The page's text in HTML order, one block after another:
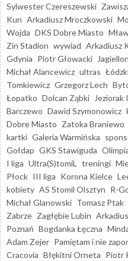
Sylwester Czereszewski
Kun Arkadiusz Mroczkowski
Wojda DKS Dobre Miasto
Zin Stadion wywiad Arkadiusz
Gdynia Piotr Głowacki
Michał Alancewicz ultras
Tomkiewicz Grzegorz Lech
Łopatko Dolcan Ząbki Jeziorak
Barczewo Dawid Szymonowicz
Dobre Miasto Zatoka Braniewo
kartki Galeria Warmińska
Gołdap GKS Stawiguda
I liga Ultra(S)tomiL treningi
Płock III liga Korona Kielce
kobiety AS Stomil Olsztyn R-
Michał Glanowski Tomasz Ptak
Zabrze Zagłębie Lubin
Poznań Bogdanka Łęczna
Adam Zejer Pamiętam i nie
Cracovia Błękitni Orneta Piotr